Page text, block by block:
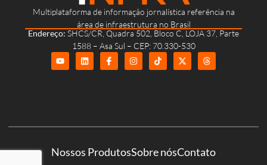
Multiplataforma de informação jornalística referência na
área de infraestrutura no Brasil
Endereço: SHCS/CR, Quadra 502, Bloco C, LOJA 37, Parte
1588 – Asa Sul – CEP: 70.330-530
Nossos ProdutosSobre nósContato